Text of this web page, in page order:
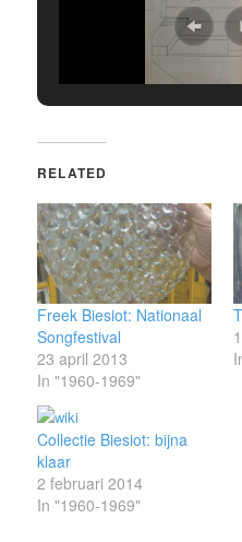
RELATED
Freek Biesiot: Nationaal
Songfestival
23 april 2013
In "1960-1969"
Collectie Biesiot: bijna
klaar
2 februari 2014
In "1960-1969"